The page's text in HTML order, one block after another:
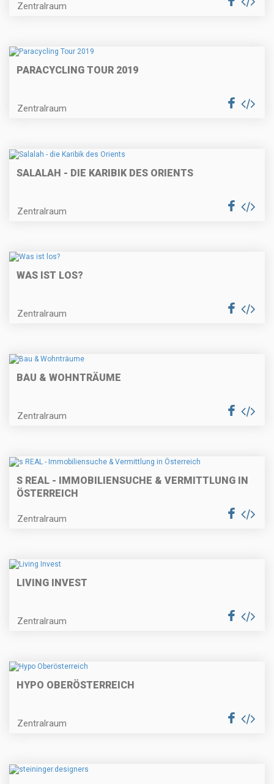
Zentralraum
PARACYCLING TOUR 2019
Zentralraum
SALALAH - DIE KARIBIK DES ORIENTS
Zentralraum
WAS IST LOS?
Zentralraum
BAU & WOHNTRÄUME
Zentralraum
S REAL - IMMOBILIENSUCHE & VERMITTLUNG IN
ÖSTERREICH
Zentralraum
LIVING INVEST
Zentralraum
HYPO OBERÖSTERREICH
Zentralraum